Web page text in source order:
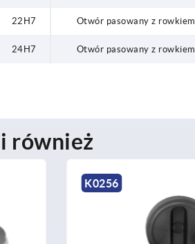
22H7 Otwór pasowany z rowkiem
24H7 Otwór pasowany z rowkiem
również
K0262